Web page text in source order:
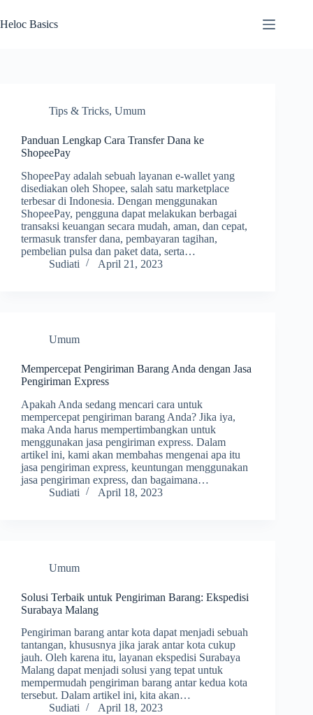
to
content
Heloc Basics
Tips & Tricks, Umum
Panduan Lengkap Cara Transfer Dana ke
ShopeePay
ShopeePay adalah sebuah layanan e-wallet yang
disediakan oleh Shopee, salah satu marketplace
terbesar di Indonesia. Dengan menggunakan
ShopeePay, pengguna dapat melakukan berbagai
transaksi keuangan secara mudah, aman, dan cepat,
termasuk transfer dana, pembayaran tagihan,
pembelian pulsa dan paket data, serta…
Sudiati
April 21, 2023
Umum
Mempercepat Pengiriman Barang Anda dengan Jasa
Pengiriman Express
Apakah Anda sedang mencari cara untuk
mempercepat pengiriman barang Anda? Jika iya,
maka Anda harus mempertimbangkan untuk
menggunakan jasa pengiriman express. Dalam
artikel ini, kami akan membahas mengenai apa itu
jasa pengiriman express, keuntungan menggunakan
jasa pengiriman express, dan bagaimana…
Sudiati
April 18, 2023
Umum
Solusi Terbaik untuk Pengiriman Barang: Ekspedisi
Surabaya Malang
Pengiriman barang antar kota dapat menjadi sebuah
tantangan, khususnya jika jarak antar kota cukup
jauh. Oleh karena itu, layanan ekspedisi Surabaya
Malang dapat menjadi solusi yang tepat untuk
mempermudah pengiriman barang antar kedua kota
tersebut. Dalam artikel ini, kita akan…
Sudiati
April 18, 2023